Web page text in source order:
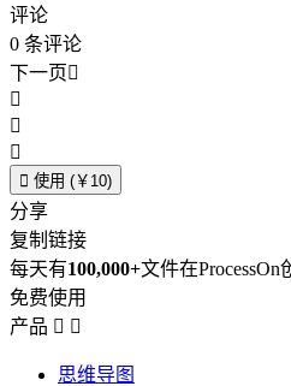
评论
0 条评论
下一页



 使用 (￥10)
分享
复制链接
每天有100,000+文件在ProcessOn
免费使用
产品  
思维导图